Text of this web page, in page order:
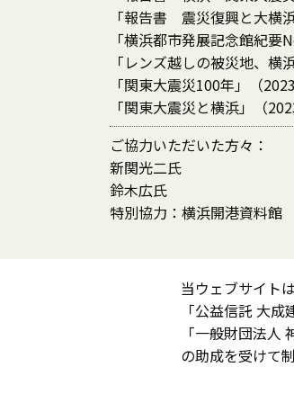
「報告書 震災復興と大横
「横浜都市発展記念館紀
「レンズ越しの被災地、
「関東大震災100年」（
「関東大震災と横浜」（
ご協力いただいた方々：
新関光二氏
鈴木広氏
特別協力：横浜開港資料館
当ウェブサイトは
「公益信託 大
「一般財団法人
の助成を受けて